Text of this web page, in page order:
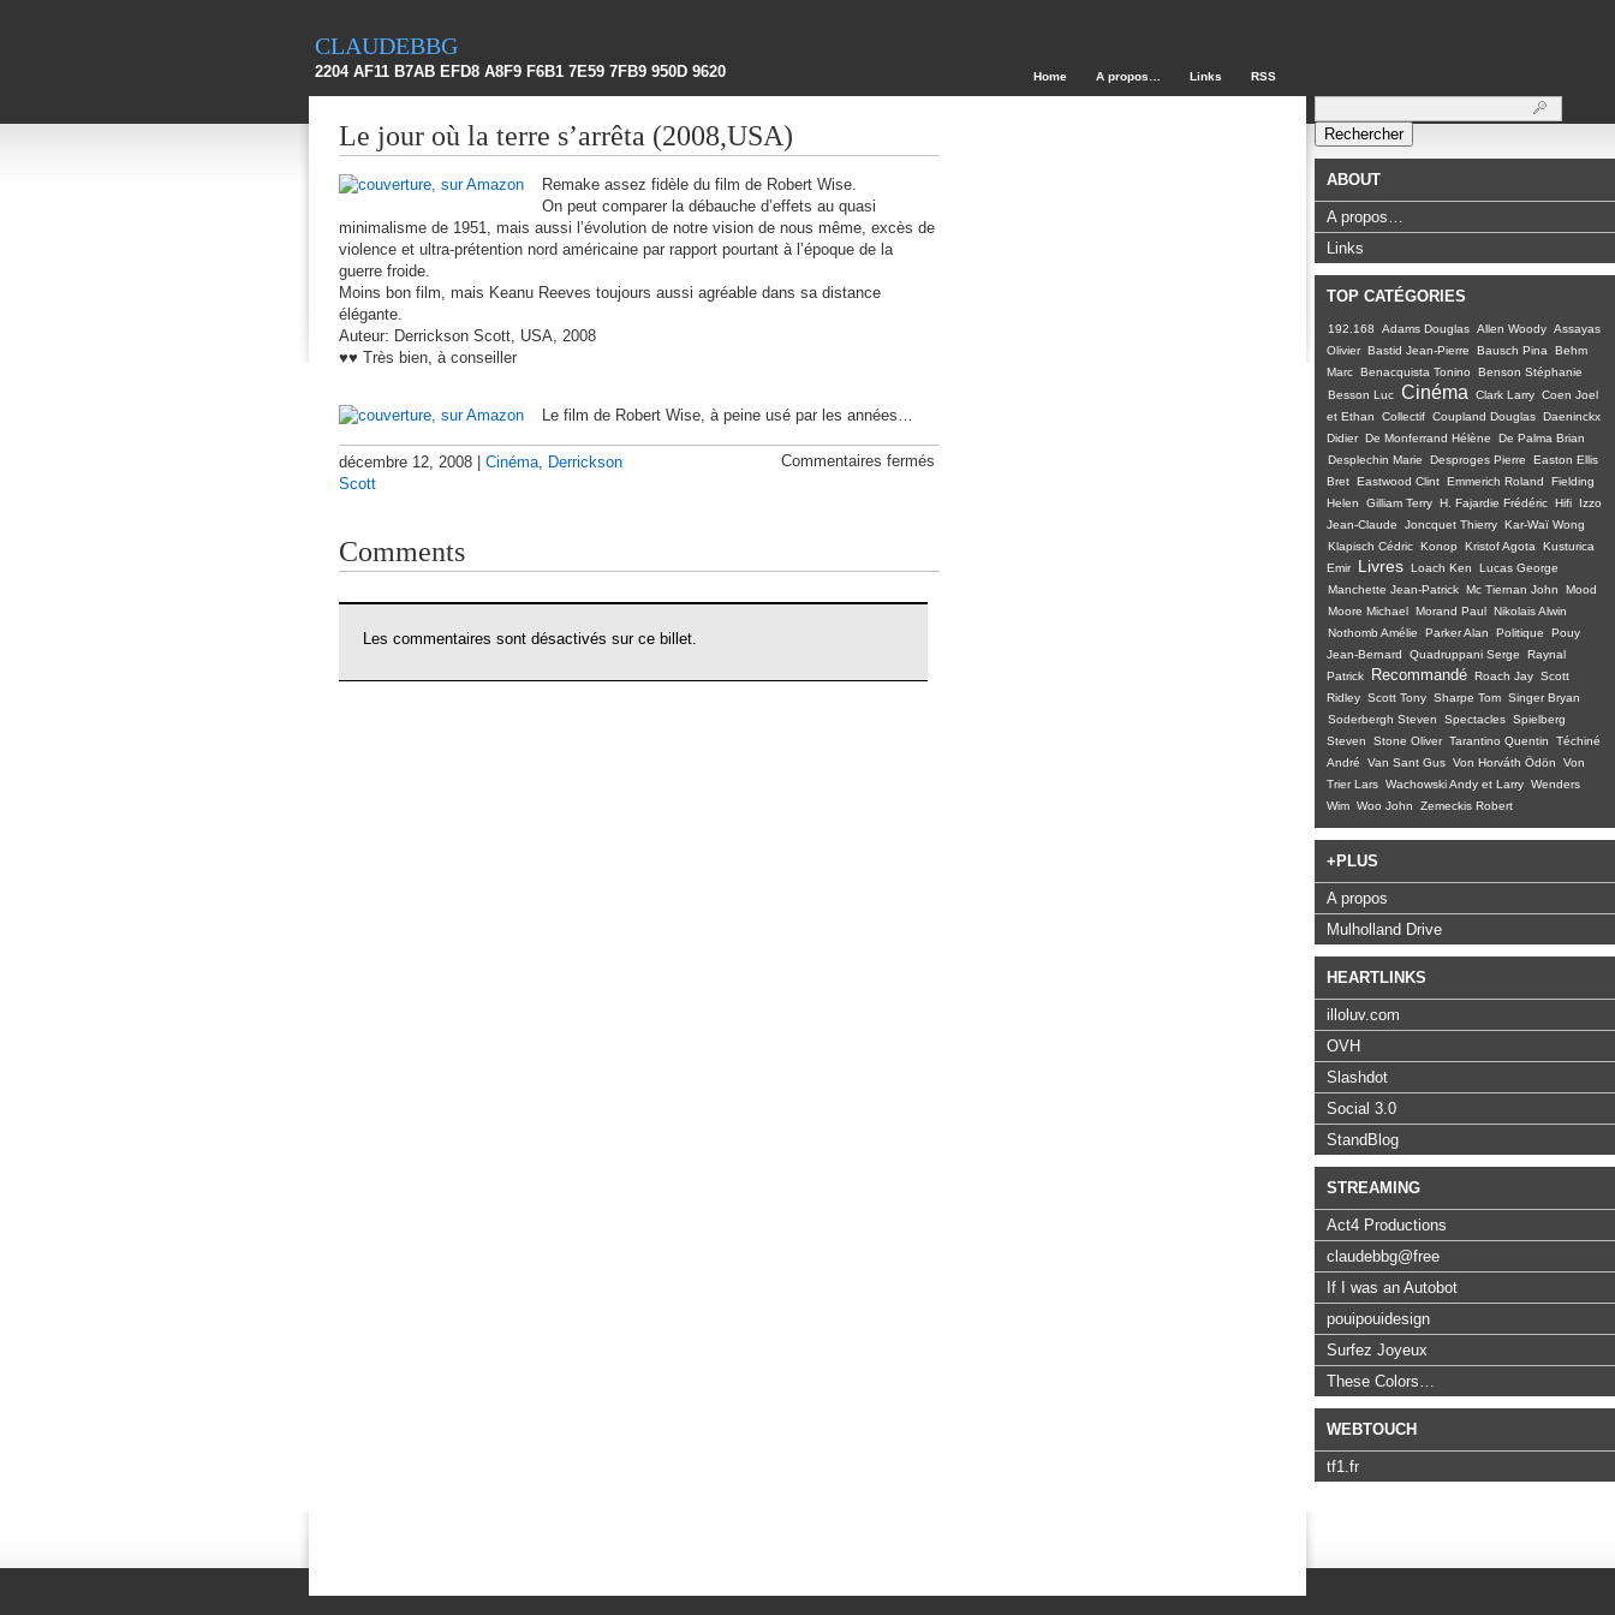
claudebbg
2204 AF11 B7AB EFD8 A8F9 F6B1 7E59 7FB9 950D 9620 Home A propos… Links RSS
Le jour où la terre s’arrêta (2008,USA)
Remake assez fidèle du film de Robert Wise.
On peut comparer la débauche d’effets au quasi
minimalisme de 1951, mais aussi l’évolution de notre vision de nous même, excès de
violence et ultra-prétention nord américaine par rapport pourtant à l’époque de la
guerre froide.
Moins bon film, mais Keanu Reeves toujours aussi agréable dans sa distance
élégante.
Auteur: Derrickson Scott, USA, 2008
♥♥ Très bien, à conseiller
Le film de Robert Wise, à peine usé par les années…
décembre 12, 2008 | Cinéma, Derrickson
Scott
Commentaires fermés
s’arrêta
Comments
Les commentaires sont désactivés sur ce billet.
ABOUT
A propos…
Links
TOP CATÉGORIES
192.168 Adams Douglas Allen Woody Assayas
Olivier Bastid Jean-Pierre Bausch Pina
Behm
Marc Benacquista Tonino
Benson Stéphanie
Besson Luc Cinéma Clark Larry Coen Joel
et Ethan
Collectif Coupland Douglas Daeninckx
Didier De Monferrand Hélène
De Palma Brian
Desplechin Marie
Desproges Pierre
Easton Ellis
Bret Eastwood Clint Emmerich Roland
Fielding
Helen
Gilliam Terry H. Fajardie Frédéric Hifi
Izzo
Jean-Claude
Joncquet Thierry Kar-Waï Wong
Klapisch Cédric Konop Kristof Agota
Kusturica
Emir
Livres Loach Ken
Lucas George
Manchette Jean-Patrick Mc Tiernan John
Mood
Moore Michael Morand Paul Nikolais Alwin
Nothomb Amélie
Parker Alan Politique
Pouy
Jean-Bernard
Quadruppani Serge
Raynal
Patrick
Recommandé Roach Jay Scott
Ridley Scott Tony Sharpe Tom Singer Bryan
Soderbergh Steven
Spectacles Spielberg
Steven
Stone Oliver Tarantino Quentin
Téchiné
André
Van Sant Gus Von Horváth Ödön
Von
Trier Lars Wachowski Andy et Larry Wenders
Wim Woo John Zemeckis Robert
+PLUS
A propos
Mulholland Drive
HEARTLINKS
illoluv.com
OVH
Slashdot
Social 3.0
StandBlog
STREAMING
Act4 Productions
claudebbg@free
If I was an Autobot
pouipouidesign
Surfez Joyeux
These Colors…
WEBTOUCH
tf1.fr